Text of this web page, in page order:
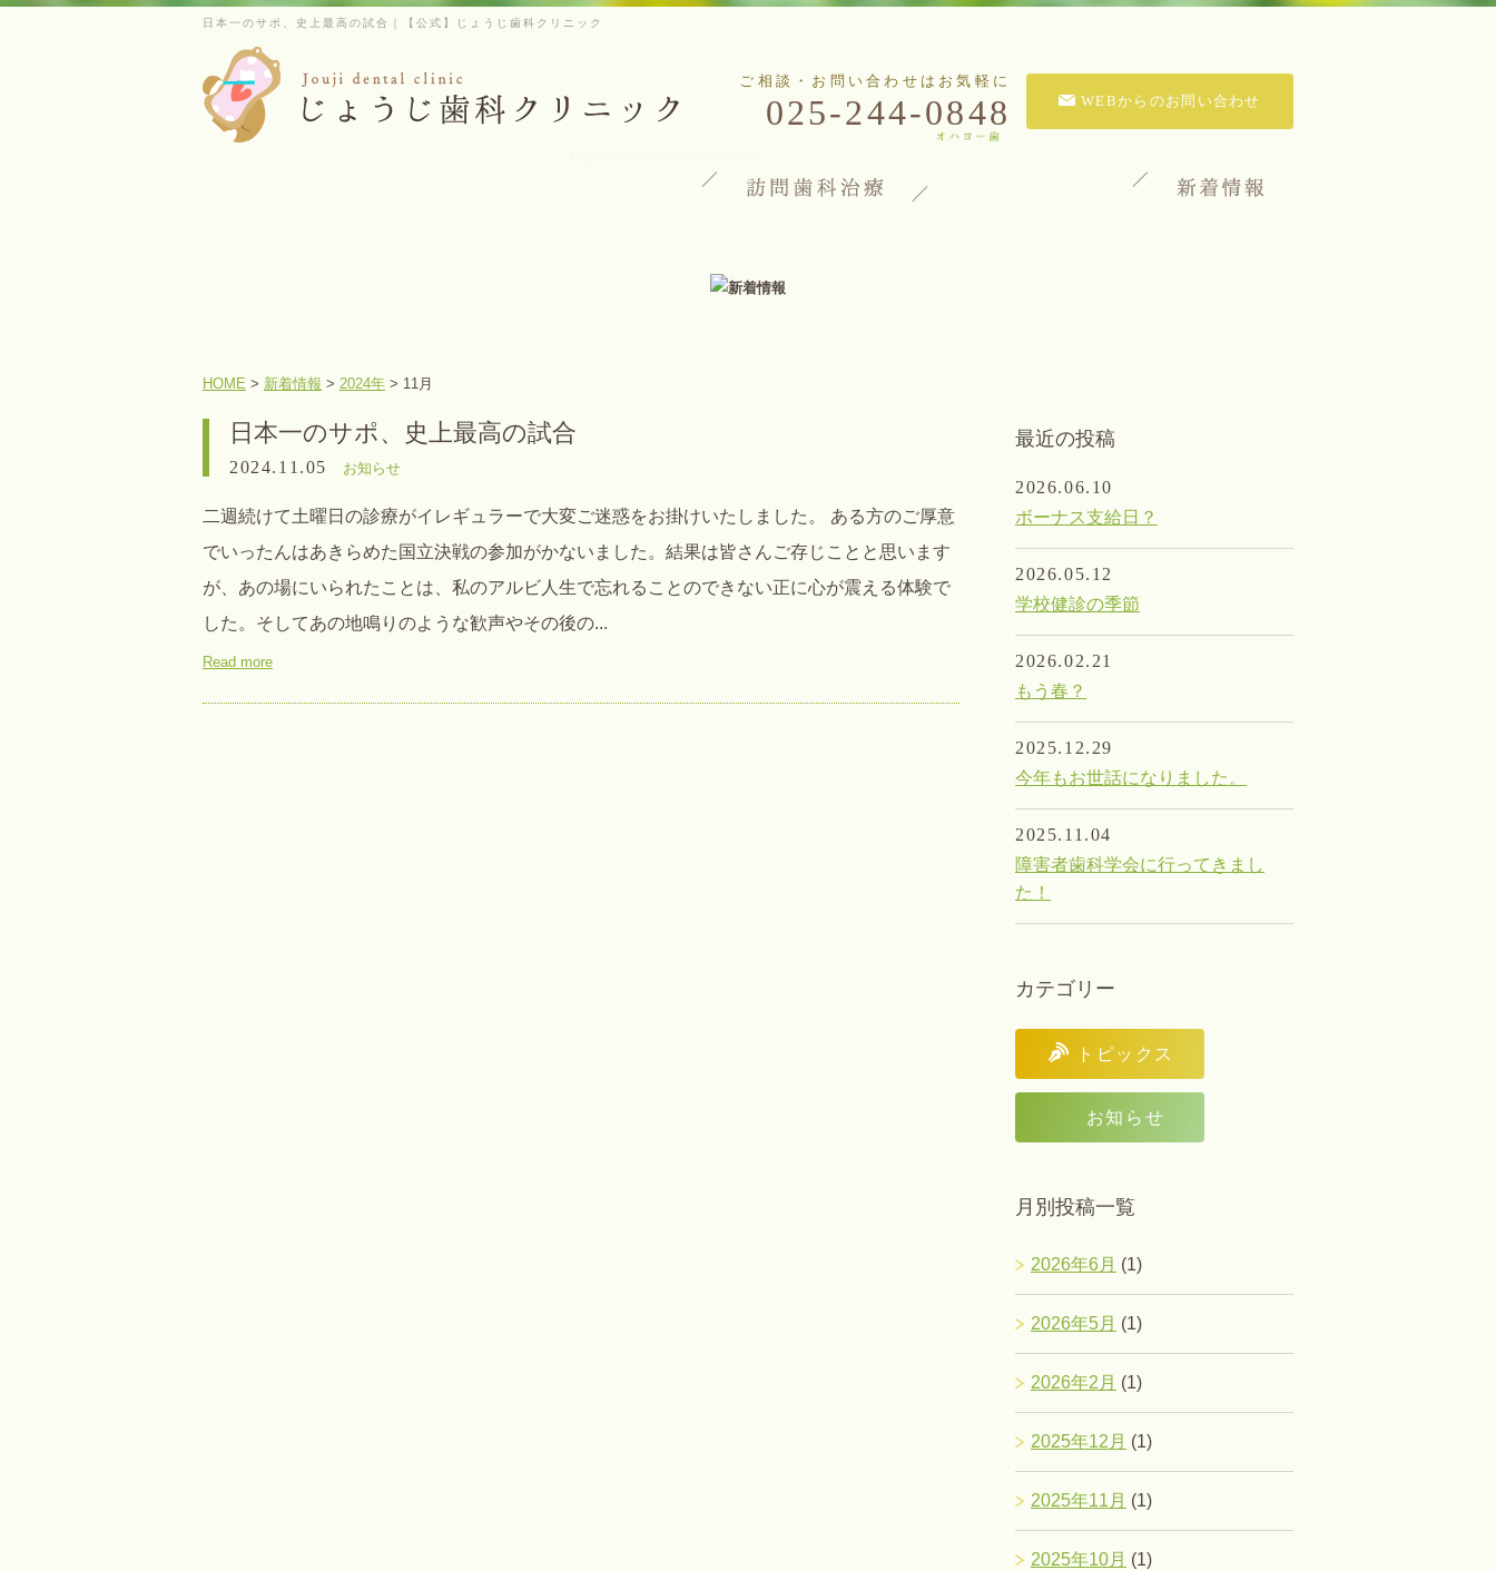
日本一のサポ、史上最高の試合｜【公式】じょうじ歯科クリニック
ご相談・お問い合わせはお気軽に
025-244-0848 WEBからのお問い合わせ
HOME > 新着情報 > 2024年 > 11月
日本一のサポ、史上最高の試合
2024.11.05 お知らせ
二週続けて土曜日の診療がイレギュラーで大変ご迷惑をお掛けいたしました。 ある方のご厚意
でいったんはあきらめた国立決戦の参加がかないました。結果は皆さんご存じことと思います
が、あの場にいられたことは、私のアルビ人生で忘れることのできない正に心が震える体験で
した。そしてあの地鳴りのような歓声やその後の...
Read more
最近の投稿
2026.06.10
ボーナス支給日？
2026.05.12
学校健診の季節
2026.02.21
もう春？
2025.12.29
今年もお世話になりました。
2025.11.04
障害者歯科学会に行ってきまし
た！
カテゴリー
トピックス
お知らせ
月別投稿一覧
2026年6月 (1)
2026年5月 (1)
2026年2月 (1)
2025年12月 (1)
2025年11月 (1)
2025年10月 (1)